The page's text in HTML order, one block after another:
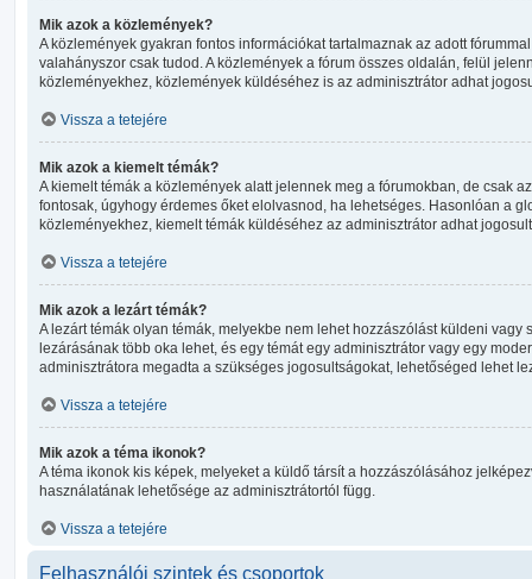
Mik azok a közlemények?
A közlemények gyakran fontos információkat tartalmaznak az adott
valahányszor csak tudod. A közlemények a fórum összes oldalán, felül
közleményekhez, közlemények küldéséhez is az adminisztrátor adhat
Vissza a tetejére
Mik azok a kiemelt témák?
A kiemelt témák a közlemények alatt jelennek meg a fórumokban, de csak
fontosak, úgyhogy érdemes őket elolvasnod, ha lehetséges. Hasonlóan a
közleményekhez, kiemelt témák küldéséhez az adminisztrátor adhat
Vissza a tetejére
Mik azok a lezárt témák?
A lezárt témák olyan témák, melyekbe nem lehet hozzászólást küldeni vagy
lezárásának több oka lehet, és egy témát egy adminisztrátor vagy egy
adminisztrátora megadta a szükséges jogosultságokat, lehetőséged lehet
Vissza a tetejére
Mik azok a téma ikonok?
A téma ikonok kis képek, melyeket a küldő társít a hozzászólásához
használatának lehetősége az adminisztrátortól függ.
Vissza a tetejére
Felhasználói szintek és csoportok